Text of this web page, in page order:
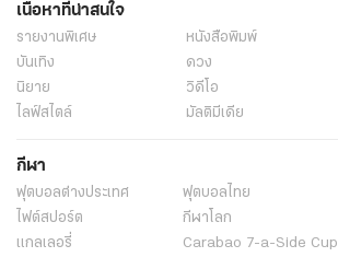
เนื้อหาที่น่าสนใจ
รายงานพิเศษ หนังสือพิมพ์
บันเทิง
ดวง
นิยาย
วิดีโอ
ไลฟ์สไตล์
มัลติมีเดีย
กีฬา
ฟุตบอลต่่างประเทศ ฟุตบอลไทย
ไฟต์สปอร์ต
กีฬาโลก
แกลเลอรี่
Carabao 7-a-Side Cup